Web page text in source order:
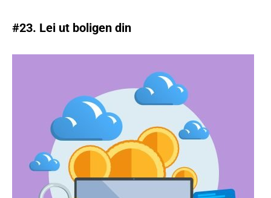
#23. Lei ut boligen din